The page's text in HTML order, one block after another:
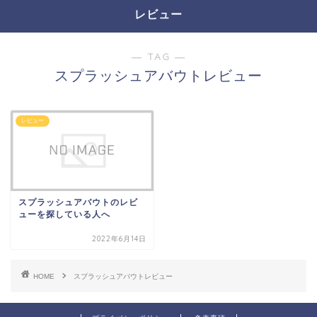
レビュー
― TAG ―
スプラッシュアバウトレビュー
レビュー
スプラッシュアバウトのレビ
ューを探している人へ
2022年6月14日
HOME スプラッシュアバウトレビュー